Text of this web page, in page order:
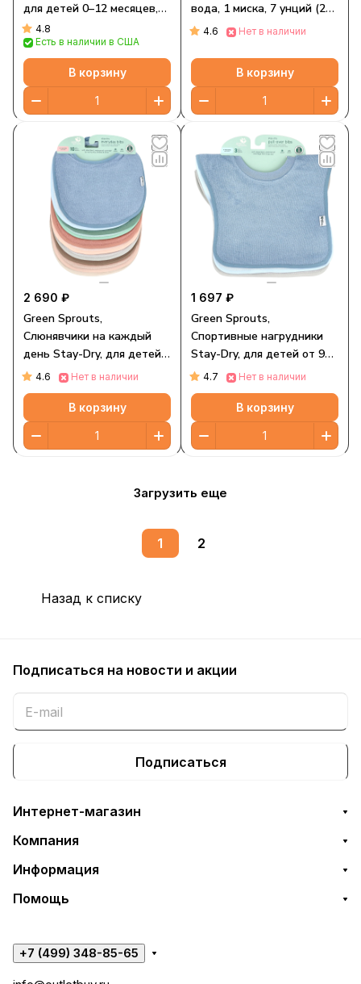
для детей 0–12 месяцев,
белые, 5 шт.
4.8
Есть в наличии в США
В корзину
вода, 1 миска, 7 унций (207
мл)4.6 Нет в наличии
В корзину
2 690 ₽
Green Sprouts,
Слюнявчики на каждый
день Stay-Dry, для детей
от 3 до 12 месяцев,
разноцветные, 10 шт.
4.6 Нет в наличии
В корзину
1 697 ₽
Green Sprouts,
Спортивные нагрудники
Stay-Dry, для детей от 9
до 18 месяцев,
разноцветные, 3 шт.
4.7 Нет в наличии
В корзину
Загрузить еще
1 2
Назад к списку
Подписаться на новости и акции
Подписаться
Интернет-магазин
Компания
Информация
Помощь
+7 (499) 348-85-65